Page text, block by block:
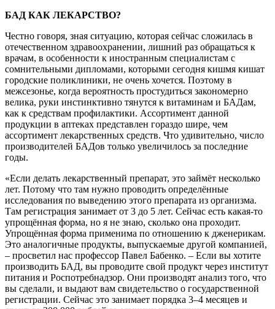
БАД КАК ЛЕКАРСТВО?
Честно говоря, зная ситуацию, которая сейчас сложилась в
отечественном здравоохранении, лишний раз обращаться к
врачам, в особенности к иностранным специалистам с
сомнительными дипломами, которыми сегодня кишмя кишат
городские поликлиники, не очень хочется. Поэтому в
межсезонье, когда вероятность простудиться закономерно
велика, руки инстинктивно тянутся к витаминам и БАДам,
как к средствам профилактики. Ассортимент данной
продукции в аптеках представлен гораздо шире, чем
ассортимент лекарственных средств. Что удивительно, число
производителей БАДов только увеличилось за последние
годы.
«Если делать лекарственный препарат, это займёт несколько
лет. Потому что там нужно проводить определённые
исследования по выведению этого препарата из организма.
Там регистрация занимает от 3 до 5 лет. Сейчас есть какая-то
упрощённая форма, но я не знаю, сколько она проходит.
Упрощённая форма применима по отношению к дженерикам.
Это аналогичные продукты, выпускаемые другой компанией,
– просветил нас профессор Павел Бабенко. – Если вы хотите
производить БАД, вы проводите свой продукт через институт
питания и Роспотребнадзор. Они производят анализ того, что
вы сделали, и выдают вам свидетельство о государственной
регистрации. Сейчас это занимает порядка 3–4 месяцев и